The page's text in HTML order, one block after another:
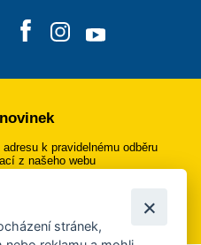
k pravidelnému odběru
z našeho webu
k odběru
stránek,